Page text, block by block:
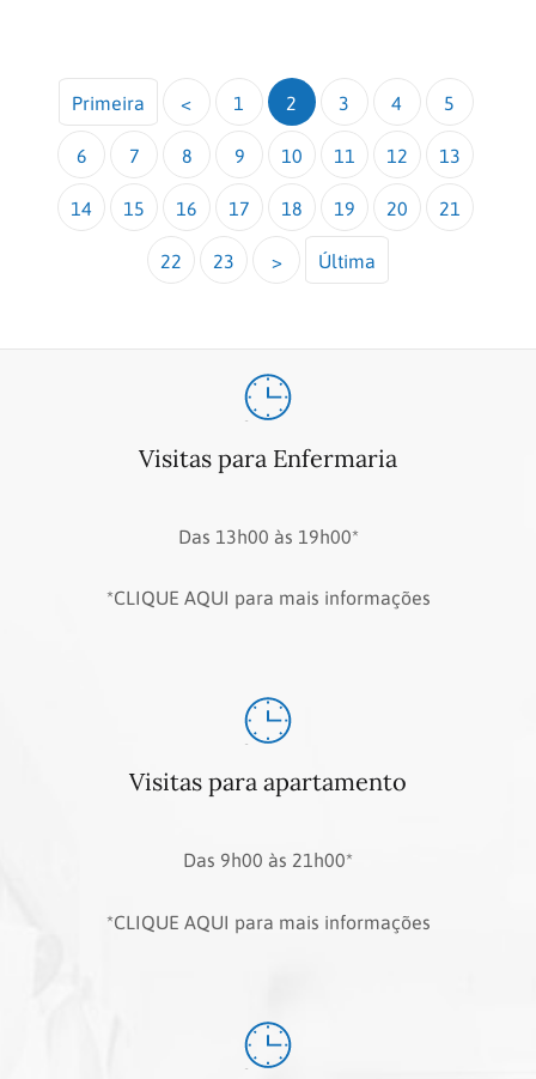
Primeira < 1 2 3 4 5
6 7 8 9 10 11 12 13
14 15 16 17 18 19 20 21
22 23 > Última
Visitas para Enfermaria
Das 13h00 às 19h00*
*CLIQUE AQUI para mais informações
Visitas para apartamento
Das 9h00 às 21h00*
*CLIQUE AQUI para mais informações